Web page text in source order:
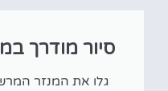
סיור מודרך
גלו את המנזר